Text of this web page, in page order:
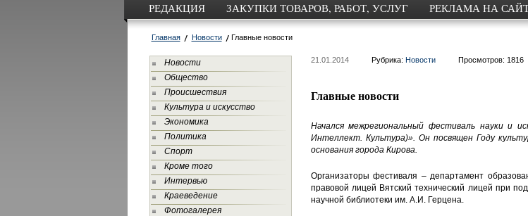
РЕДАКЦИЯ ЗАКУПКИ ТОВАРОВ, РАБОТ, УСЛУГ РЕКЛАМА НА
Главная Новости Главные новости
Новости
Общество
Происшествия
Культура и искусство
Экономика
Политика
Спорт
Кроме того
Интервью
Краеведение
Фотогалерея
21.01.2014 Рубрика: Новости Просмотров: 1816
Главные новости
Начался межрегиональный фестиваль науки и
Интеллект. Культура)». Он посвящен Году
основания города Кирова.
Организаторы фестиваля – департамент
правовой лицей Вятский технический лицей при
научной библиотеки им. А.И. Герцена.